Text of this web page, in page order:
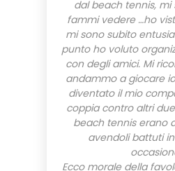
dal beach tennis,
fammi vedere …ho
mi sono subito
punto ho voluto
con degli amici. Mi
andammo a giocare
diventato il mio
coppia contro altri
beach tennis erano
avendoli battuti
Ecco morale della